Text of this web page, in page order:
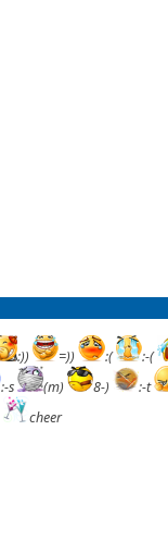
:)) =)) :( :-(
:-s (m) 8-) :-t
cheer